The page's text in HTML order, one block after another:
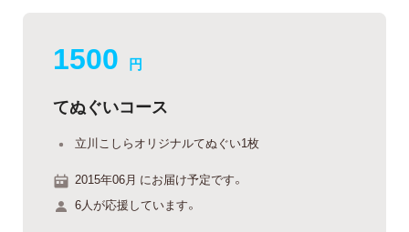
1500 円
てぬぐいコース
立川こしらオリジナルてぬぐい1枚
2015年06月 にお届け予定です。
6人が応援しています。